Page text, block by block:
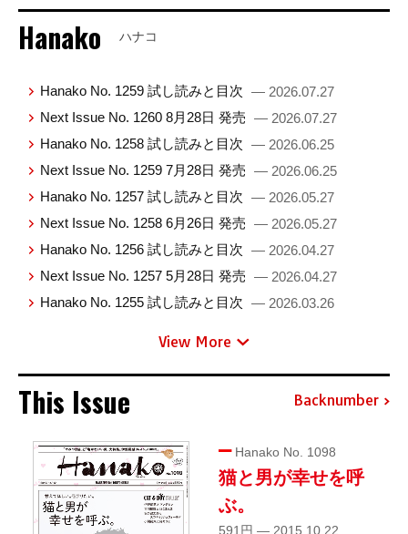
Hanako ハナコ
Hanako No. 1259 試し読みと目次 — 2026.07.27
Next Issue No. 1260 8月28日 発売 — 2026.07.27
Hanako No. 1258 試し読みと目次 — 2026.06.25
Next Issue No. 1259 7月28日 発売 — 2026.06.25
Hanako No. 1257 試し読みと目次 — 2026.05.27
Next Issue No. 1258 6月26日 発売 — 2026.05.27
Hanako No. 1256 試し読みと目次 — 2026.04.27
Next Issue No. 1257 5月28日 発売 — 2026.04.27
Hanako No. 1255 試し読みと目次 — 2026.03.26
View More
This Issue Backnumber
Hanako No. 1098
猫と男が幸せを呼
ぶ。
591円 — 2015.10.22